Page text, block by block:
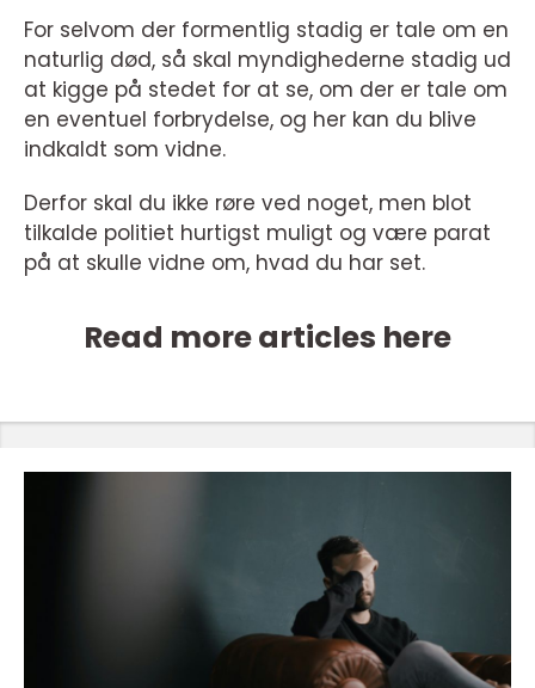
For selvom der formentlig stadig er tale om en
naturlig død, så skal myndighederne stadig ud
at kigge på stedet for at se, om der er tale om
en eventuel forbrydelse, og her kan du blive
indkaldt som vidne.
Derfor skal du ikke røre ved noget, men blot
tilkalde politiet hurtigst muligt og være parat
på at skulle vidne om, hvad du har set.
Read more articles here